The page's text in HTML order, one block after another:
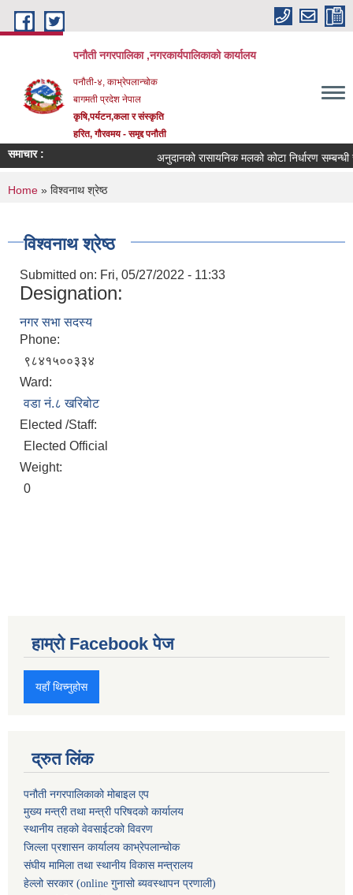
Skip to main content
पनौती नगरपालिका ,नगरकार्यपालिकाको कार्यालय
पनौती-४, काभ्रेपलान्चोक
बागमती प्रदेश नेपाल
कृषि,पर्यटन,कला र संस्कृति
हरित, गौरवमय - समृद्द पनौती
समाचार : अनुदानको रासायनिक मलको कोटा निर्धारण
You are here
Home » विश्वनाथ श्रेष्ठ
विश्वनाथ श्रेष्ठ
Submitted on: Fri, 05/27/2022 - 11:33
Designation:
नगर सभा सदस्य
Phone:
९८४१५००३३४
Ward:
वडा नं.८ खरिबोट
Elected /Staff:
Elected Official
Weight:
0
हाम्रो Facebook पेज
यहाँ थिच्नुहोस
द्रुत लिंक
पनौती नगरपालिकाको मोबाइल एप
मुख्य मन्त्री तथा मन्त्री परिषदको कार्यालय
स्थानीय तहको वेवसाईटको विवरण
जिल्ला प्रशासन कार्यालय काभ्रेपलान्चोक
संघीय मामिला तथा स्थानीय विकास मन्त्रालय
हेल्लो सरकार (online गुनासो ब्यवस्थापन प्रणाली)